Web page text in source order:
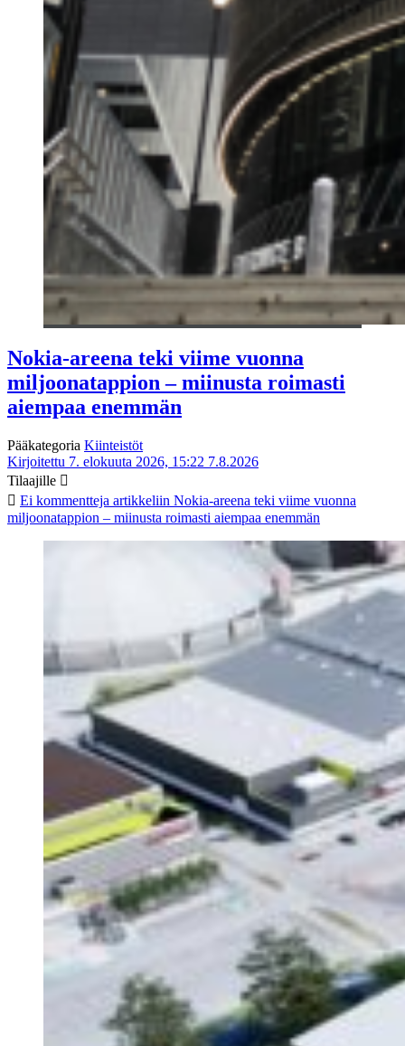
Nokia-areena teki viime vuonna
miljoonatappion – miinusta roimasti
aiempaa enemmän
Pääkategoria Kiinteistöt
Kirjoitettu 7. elokuuta 2026, 15:22 7.8.2026
Tilaajille
Ei kommentteja artikkeliin Nokia-areena teki viime vuonna
miljoonatappion – miinusta roimasti aiempaa enemmän